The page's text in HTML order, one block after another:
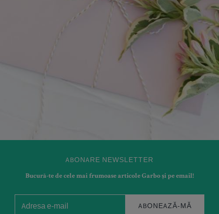
ABONARE NEWSLETTER
Bucură-te de cele mai frumoase articole Garbo și pe email!
ABONEAZĂ-MĂ